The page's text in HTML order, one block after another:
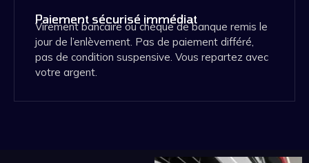
Paiement sécurisé immédiat
Virement bancaire ou chèque de banque remis le
jour de l’enlèvement. Pas de paiement différé,
pas de condition suspensive. Vous repartez avec
votre argent.